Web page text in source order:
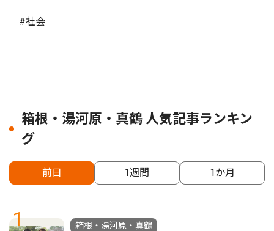
#社会
箱根・湯河原・真鶴 人気記事ランキン
グ
前日 1週間 1か月
1
箱根・湯河原・真鶴